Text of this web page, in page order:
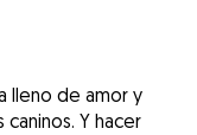
lleno de amor y
Y hacer